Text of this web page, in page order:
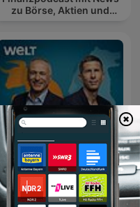
zu Börse, Aktien und
Deffner und Zschäpitz –
Der Wirtschafts-Talk von
WELT